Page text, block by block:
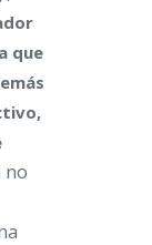
que
no